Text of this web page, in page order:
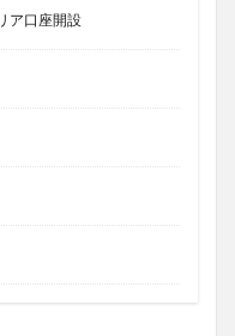
ア口座開設